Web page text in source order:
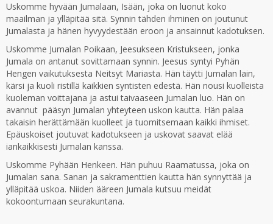
Uskomme hyvään Jumalaan, Isään, joka on luonut koko
maailman ja ylläpitää sitä. Synnin tähden ihminen on joutunut
Jumalasta ja hänen hyvyydestään eroon ja ansainnut kadotuksen.
Uskomme Jumalan Poikaan, Jeesukseen Kristukseen, jonka
Jumala on antanut sovittamaan synnin. Jeesus syntyi Pyhän
Hengen vaikutuksesta Neitsyt Mariasta. Hän täytti Jumalan lain,
kärsi ja kuoli ristillä kaikkien syntisten edestä. Hän nousi kuolleista
kuoleman voittajana ja astui taivaaseen Jumalan luo. Hän on
avannut pääsyn Jumalan yhteyteen uskon kautta. Hän palaa
takaisin herättämään kuolleet ja tuomitsemaan kaikki ihmiset.
Epäuskoiset joutuvat kadotukseen ja uskovat saavat elää
iankaikkisesti Jumalan kanssa.
Uskomme Pyhään Henkeen. Hän puhuu Raamatussa, joka on
Jumalan sana. Sanan ja sakramenttien kautta hän synnyttää ja
ylläpitää uskoa. Niiden ääreen Jumala kutsuu meidät
kokoontumaan seurakuntana.